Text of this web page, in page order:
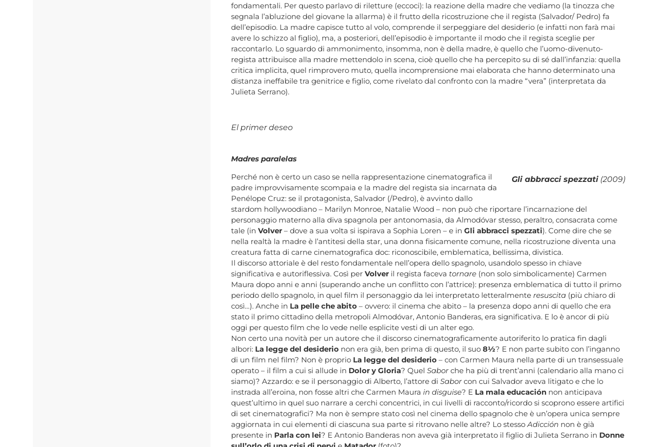
fondamentali. Per questo parlavo di riletture (eccoci): la reazione della madre che vediamo (la tinozza che
segnala l’abluzione del giovane la allarma) è il frutto della ricostruzione che il regista (Salvador/ Pedro) fa
dell’episodio. La madre capisce tutto al volo, comprende il serpeggiare del desiderio (e infatti non farà mai
avere lo schizzo al figlio), ma, a posteriori, dell’episodio è importante il modo che il regista sceglie per
raccontarlo. Lo sguardo di ammonimento, insomma, non è della madre, è quello che l’uomo-divenuto-
regista attribuisce alla madre mettendolo in scena, cioè quello che ha percepito su di sé dall’infanzia: quella
critica implicita, quel rimprovero muto, quella incomprensione mai elaborata che hanno determinato una
distanza ineffabile tra genitrice e figlio, come rivelato dal confronto con la madre “vera” (interpretata da
Julieta Serrano).
El primer deseo
Madres paralelas
Gli abbracci spezzati(2009)
Perché non è certo un caso se nella rappresentazione cinematografica il
padre improvvisamente scompaia e la madre del regista sia incarnata da
Penélope Cruz: se il protagonista, Salvador (/Pedro), è avvinto dallo
stardom hollywoodiano – Marilyn Monroe, Natalie Wood – non può che riportare l’incarnazione del
personaggio materno alla diva spagnola per antonomasia, da Almodóvar stesso, peraltro, consacrata come
tale (inVolver – dove a sua volta si ispirava a Sophia Loren – e inGli abbracci spezzati). Come dire che se
nella realtà la madre è l’antitesi della star, una donna fisicamente comune, nella ricostruzione diventa una
creatura fatta di carne cinematografica doc: riconoscibile, emblematica, bellissima, divistica.
Il discorso attoriale è del resto fondamentale nell’opera dello spagnolo, usandolo spesso in chiave
significativa e autoriflessiva. Così perVolver il regista faceva tornare (non solo simbolicamente) Carmen
Maura dopo anni e anni (superando anche un conflitto con l’attrice): presenza emblematica di tutto il primo
periodo dello spagnolo, in quel film il personaggio da lei interpretato letteralmente resuscita (più chiaro di
così…). Anche in La pelle che abito – ovvero: il cinema che abito – la presenza dopo anni di quello che era
stato il primo cittadino della metropoli Almodóvar, Antonio Banderas, era significativa. E lo è ancor di più
oggi per questo film che lo vede nelle esplicite vesti di un alter ego.
Non certo una novità per un autore che il discorso cinematograficamente autoriferito lo pratica fin dagli
albori: La legge del desiderio non era già, ben prima di questo, il suo8½? E non parte subito con l’inganno
di un film nel film? Non è proprio La legge del desiderio – con Carmen Maura nella parte di un transessuale
operato – il film a cui si allude in Dolor y Gloria? QuelSaborche ha più di trent’anni (calendario alla mano ci
siamo)? Azzardo: e se il personaggio di Alberto, l’attore diSaborcon cui Salvador aveva litigato e che lo
instrada all’eroina, non fosse altri che Carmen Maura in disguise? E La mala educación non anticipava
quest’ultimo in quel suo narrare a cerchi concentrici, in cui livelli di racconto/ricordo si scoprono essere artifici
di set cinematografici? Ma non è sempre stato così nel cinema dello spagnolo che è un’opera unica sempre
aggiornata in cui elementi di ciascuna sua parte si ritrovano nelle altre? Lo stessoAdicción non è già
presente in Parla con lei? E Antonio Banderas non aveva già interpretato il figlio di Julieta Serrano in Donne